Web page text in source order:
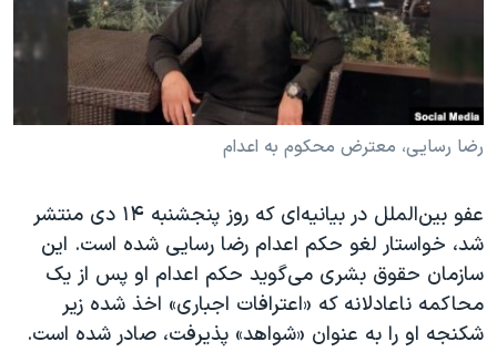
فرهنگ و زندگی
حقوق شهروندی
علم و فناوری
گالری عکس
آرشیو پخش زنده
مستندها
انتخابات ریاست جمهوری آمریکا ۲۰۲۴
حمله جمهوری اسلامی به اسرائیل
رمز مهسا
اعتراضات زن، زندگی، آزادی
مجموعه مستندهای دادخواهی
تریبونال مردمی آبان ۹۸
دادگاه حمید نوری
دنبال کنید
رضا رسایی، معترض محکوم به اعدام
عفو بین‌الملل در بیانیه‌ای که روز پنجشنبه ۱۴ دی منتشر
شد، خواستار لغو حکم اعدام رضا رسایی شده است. این
سازمان حقوق بشری می‌گوید حکم اعدام او پس از یک
محاکمه ناعادلانه که «اعترافات اجباری» اخذ شده زیر
شکنجه او را به عنوان «شواهد» پذیرفت، صادر شده است.